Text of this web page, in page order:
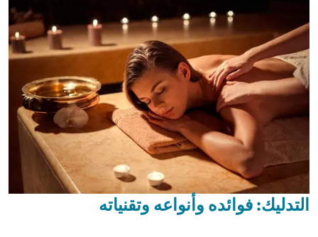
التدليك: فوائده وأنواعه وتقنياته